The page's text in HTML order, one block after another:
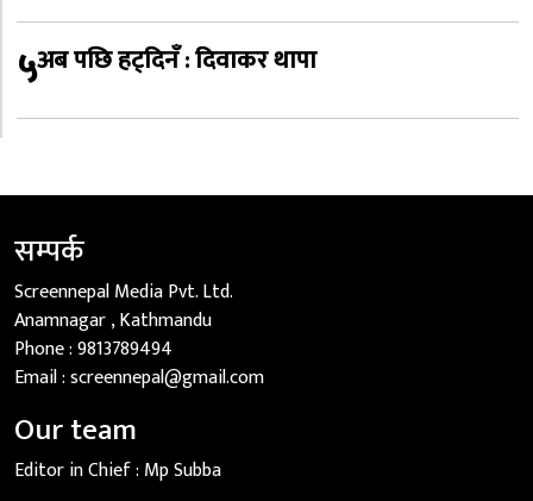
५अब पछि हट्दिनँ : दिवाकर थापा
सम्पर्क
Screennepal Media Pvt. Ltd.
Anamnagar , Kathmandu
Phone :9813789494
Email :screennepal@gmail.com
Our team
Editor in Chief : Mp Subba